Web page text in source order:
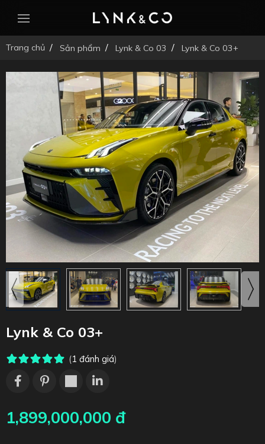
Trang chủ Sản phẩm Lynk & Co 03 Lynk & Co 03+
Lynk & Co 03+
(1 đánh giá)
1,899,000,000 đ